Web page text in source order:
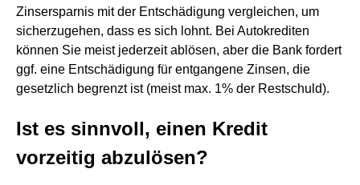
Zinsersparnis mit der Entschädigung vergleichen, um
sicherzugehen, dass es sich lohnt. Bei Autokrediten
können Sie meist jederzeit ablösen, aber die Bank fordert
ggf. eine Entschädigung für entgangene Zinsen, die
gesetzlich begrenzt ist (meist max. 1% der Restschuld).
Ist es sinnvoll, einen Kredit
vorzeitig abzulösen?